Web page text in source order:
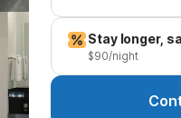
Stay longer,
$90/night